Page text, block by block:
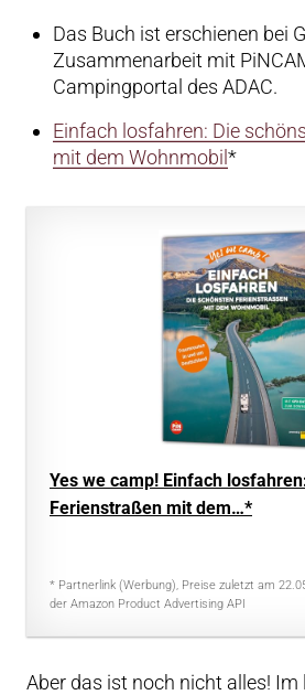
Das Buch ist erschienen bei
Zusammenarbeit mit
Campingportal des ADAC.
Einfach losfahren: Die
mit dem Wohnmobil*
Yes we camp! Einfach
Ferienstraßen mit dem…*
* Partnerlink (Werbung), Preise zuletzt am
der Amazon Product Advertising API
Aber das ist noch nicht alles!